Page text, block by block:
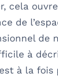
cela
de
de
à
à la